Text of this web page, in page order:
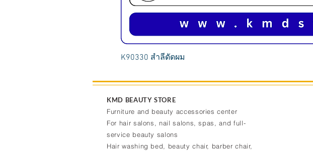
K90330 สำลีดัดผม
KMD BEAUTY STORE
Furniture and beauty accessories center
For hair salons, nail salons, spas, and full-
service beauty salons
Hair washing bed, beauty chair, barber chair,